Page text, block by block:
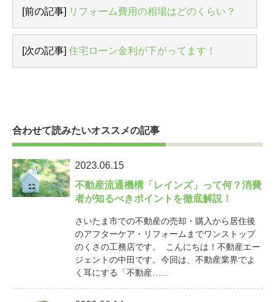
[前の記事] リフォーム費用の相場はどのくらい？
[次の記事] 住宅ローン金利が下がってます！
合わせて読みたいオススメの記事
2023.06.15
不動産流通機構「レインズ」って何？消費
者が知るべきポイントを徹底解説！
さいたま市での不動産の売却・購入から居住後
のアフターケア・リフォームまでワンストップ
のくさの工務店です。 こんにちは！不動産エー
ジェントの中田です。今回は、不動産業界でよ
く耳にする「不動産…...